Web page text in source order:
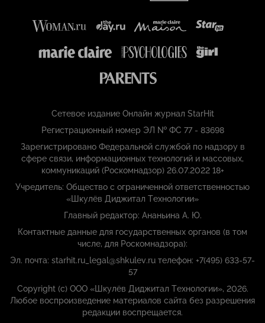
Сетевое издание Онлайн журнал StarHit
Регистрационный номер ЭЛ № ФС 77 - 83698
Зарегистрировано Федеральной службой по надзору в
сфере связи, информационных технологий и массовых,
коммуникаций (Роскомнадзор) 26.07.2022 18+
Учредитель: Общество с ограниченной ответственностью
«Шкулёв Диджитал Технологии»
Главный редактор: Ананьина А. Ю.
Контактные данные для государственных органов (в том
числе, для Роскомнадзора):
Эл. почта: starhit.ru_legal@shkulev.ru телефон: +7(495) 633-57-
57
Copyright (с) ООО «Шкулёв Диджитал Технологии», 2026.
Любое воспроизведение материалов сайта без разрешения
редакции воспрещается.